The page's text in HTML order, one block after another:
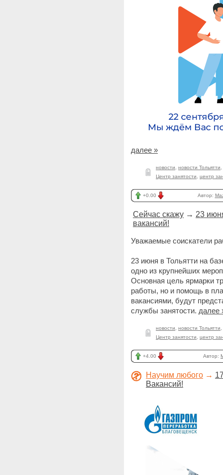
далее »
новости новости Тольятти
Центр занятости
центр
+0.00 Автор:
Сейчас скажу → 23
вакансий!
Уважаемые соискатели
23 июня в Тольятти на
одно из крупнейших
Основная цель ярмарки
работы, но и помощь в
вакансиями, будут
службы занятости. далее
новости новости Тольятти
Центр занятости
центр
+4.00 Автор:
Научим любого →
Вакансий!